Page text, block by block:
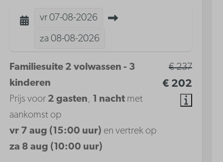
vr 07-08-2026
za 08-08-2026
€ 237
€ 202
Familiesuite 2 volwassen - 3
kinderen
Prijs voor 2 gasten, 1 nacht met
aankomst op
vr 7 aug (15:00 uur) en vertrek op
za 8 aug (10:00 uur)